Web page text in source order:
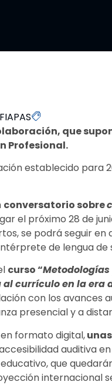
FIAPAS
que
Profesional.
establecido para
conversatorio sobre
el próximo 28 de
se podrá seguir en
de lengua de
curso “
currículo en la era
con los avances
presencial y a
formato digital,
auditiva
que
internacional